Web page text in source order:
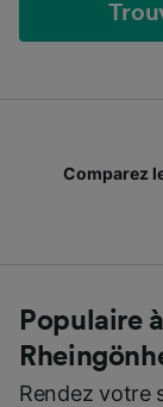
Comparez
Populaire
Rendez votre